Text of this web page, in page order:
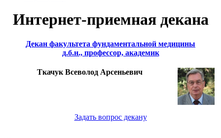
Интернет-приемная декана
Декан факультета фундаментальной медицины
д.б.н., профессор, академик
Ткачук Всеволод Арсеньевич
Задать вопрос декану